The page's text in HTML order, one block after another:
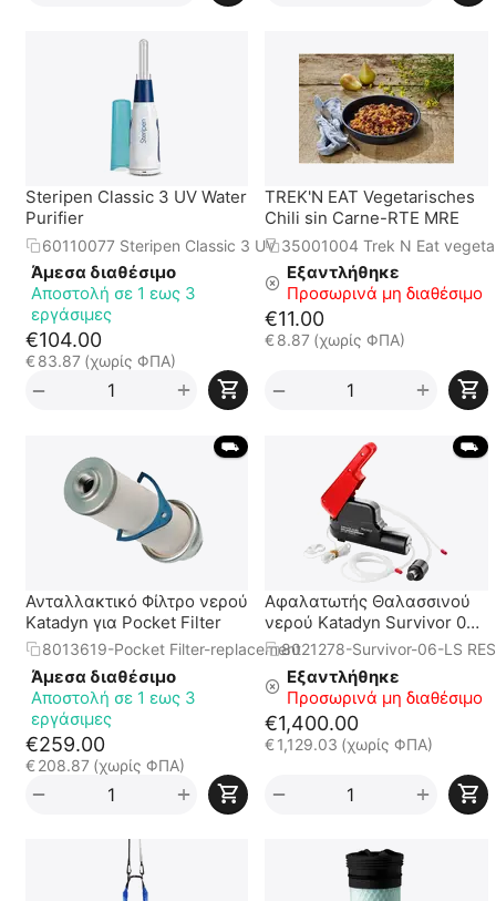
Steripen Classic 3 UV Water
Purifier
60110077 Steripen Classic 3 UV
Άμεσα διαθέσιμο
Αποστολή σε 1 εως 3
εργάσιμες
€104.00
€ 83.87 (χωρίς ΦΠΑ)
+
−
TREK'N EAT Vegetarisches
Chili sin Carne-RTE MRE
35001004 Trek N Eat
Εξαντλήθηκε
Προσωρινά μη διαθέσιμο
€11.00
€8.87 (χωρίς ΦΠΑ)
+
−
⛟
Ανταλλακτικό Φίλτρο νερού
Katadyn για Pocket Filter
8013619-Pocket Filter-replacement
Άμεσα διαθέσιμο
Αποστολή σε 1 εως 3
εργάσιμες
€259.00
€ 208.87 (χωρίς ΦΠΑ)
+
−
⛟
Αφαλατωτής Θαλασσινού
νερού Katadyn Survivor 06-
LS-RES
8021278-Survivor-06-LS RES
Εξαντλήθηκε
Προσωρινά μη διαθέσιμο
€1,400.00
€1,129.03 (χωρίς ΦΠΑ)
+
−